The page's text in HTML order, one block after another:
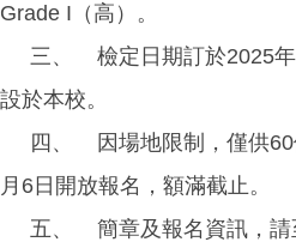
Grade I（高）。
三、 檢定日期訂於2025年
設於本校。
四、 因場地限制，僅供60
月6日開放報名，額滿截止。
五、 簡章及報名資訊，請